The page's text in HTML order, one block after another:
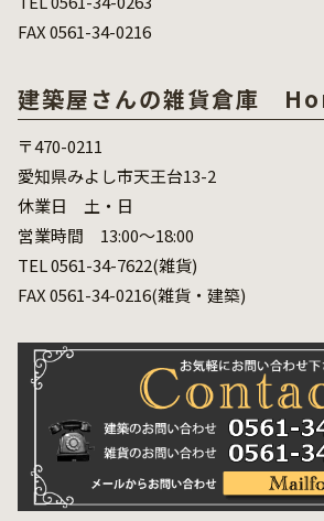
FAX 0561-34-0216
建築屋さんの雑貨倉庫
〒470-0211
愛知県みよし市天王台13-2
休業日 土・日
営業時間 13:00～18:00
TEL 0561-34-7622(雑貨)
FAX 0561-34-0216(雑貨・建築)